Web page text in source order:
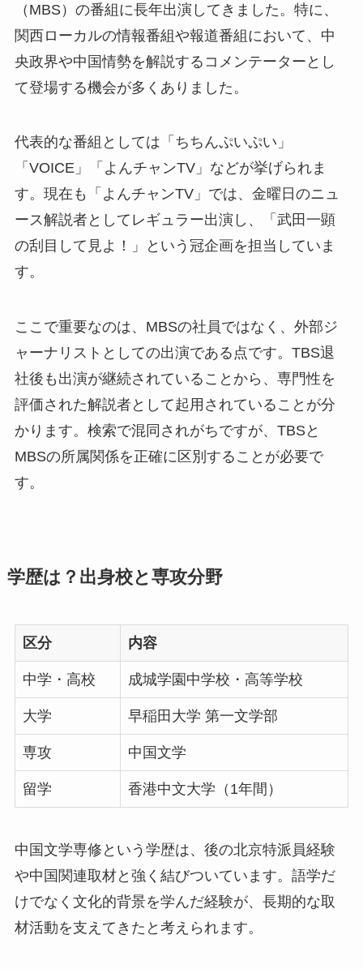
（MBS）の番組に長年出演してきました。特に、
関西ローカルの情報番組や報道番組において、中
央政界や中国情勢を解説するコメンテーターとし
て登場する機会が多くありました。
代表的な番組としては「ちちんぷいぷい」
「VOICE」「よんチャンTV」などが挙げられま
す。現在も「よんチャンTV」では、金曜日のニュ
ース解説者としてレギュラー出演し、「武田一顕
の刮目して見よ！」という冠企画を担当していま
す。
ここで重要なのは、MBSの社員ではなく、外部ジ
ャーナリストとしての出演である点です。TBS退
社後も出演が継続されていることから、専門性を
評価された解説者として起用されていることが分
かります。検索で混同されがちですが、TBSと
MBSの所属関係を正確に区別することが必要で
す。
学歴は？出身校と専攻分野
区分 内容
中学・高校 成城学園中学校・高等学校
大学 早稲田大学 第一文学部
専攻 中国文学
留学 香港中文大学（1年間）
中国文学専修という学歴は、後の北京特派員経験
や中国関連取材と強く結びついています。語学だ
けでなく文化的背景を学んだ経験が、長期的な取
材活動を支えてきたと考えられます。